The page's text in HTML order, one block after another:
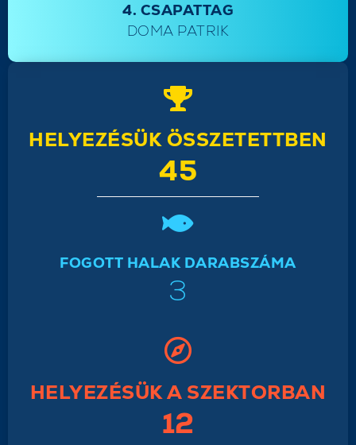
4. CSAPATTAG
DOMA PATRIK
HELYEZÉSÜK ÖSSZETETTBEN
45
FOGOTT HALAK DARABSZÁMA
3
HELYEZÉSÜK A SZEKTORBAN
12